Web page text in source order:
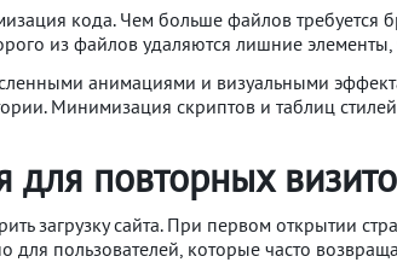
кода. Чем больше файлов требуется
из файлов удаляются лишние элементы,
анимациями и визуальными
Минимизация скриптов и таблиц
для повторных
загрузку сайта. При первом открытии
для пользователей, которые часто